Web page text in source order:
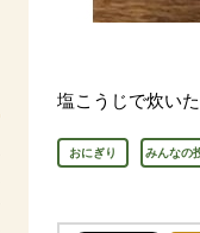
塩こうじで炊い
おにぎり みんなの